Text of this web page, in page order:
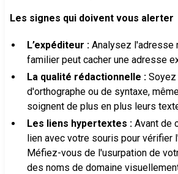
Les signes qui doivent vous alerter
L’expéditeur : Analysez l'adresse
familier peut cacher une adresse
La qualité rédactionnelle :
d'orthographe ou de syntaxe,
soignent de plus en plus leurs
Les liens hypertextes : Avant de
lien avec votre souris pour vérifier
Méfiez-vous de l'usurpation de
des noms de domaine